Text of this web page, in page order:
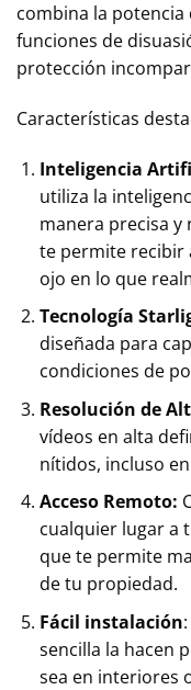
combina la
funciones de
protección
Características
Inteligencia
utiliza la
manera precisa y
te permite recibir
ojo en lo que
Tecnología
diseñada para
condiciones de
Resolución de
vídeos en alta
nítidos, incluso
Acceso Remoto:
cualquier lugar a
que te permite
de tu propiedad.
Fácil instalación
sencilla la hacen
sea en interiores